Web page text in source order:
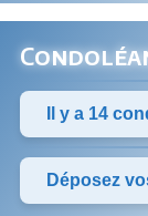
Il y a 14
Déposez